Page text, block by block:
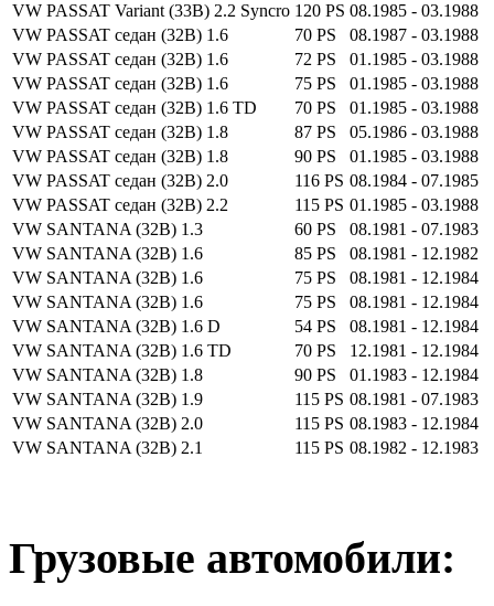
VW PASSAT Variant (33B) 2.2 Syncro 120 PS 08.1985 - 03.1988
VW PASSAT седан (32B) 1.6
70 PS
08.1987 - 03.1988
VW PASSAT седан (32B) 1.6
72 PS
01.1985 - 03.1988
VW PASSAT седан (32B) 1.6
75 PS
01.1985 - 03.1988
VW PASSAT седан (32B) 1.6 TD
70 PS
01.1985 - 03.1988
VW PASSAT седан (32B) 1.8
87 PS
05.1986 - 03.1988
VW PASSAT седан (32B) 1.8
90 PS
01.1985 - 03.1988
VW PASSAT седан (32B) 2.0
116 PS 08.1984 - 07.1985
VW PASSAT седан (32B) 2.2
115 PS 01.1985 - 03.1988
VW SANTANA (32B) 1.3
60 PS
08.1981 - 07.1983
VW SANTANA (32B) 1.6
85 PS
08.1981 - 12.1982
VW SANTANA (32B) 1.6
75 PS
08.1981 - 12.1984
VW SANTANA (32B) 1.6
75 PS
08.1981 - 12.1984
VW SANTANA (32B) 1.6 D
54 PS
08.1981 - 12.1984
VW SANTANA (32B) 1.6 TD
70 PS
12.1981 - 12.1984
VW SANTANA (32B) 1.8
90 PS
01.1983 - 12.1984
VW SANTANA (32B) 1.9
115 PS 08.1981 - 07.1983
VW SANTANA (32B) 2.0
115 PS 08.1983 - 12.1984
VW SANTANA (32B) 2.1
115 PS 08.1982 - 12.1983
Грузовые автомобили: